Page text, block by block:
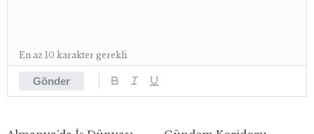
Gönder
En az 10 karakter gerekli